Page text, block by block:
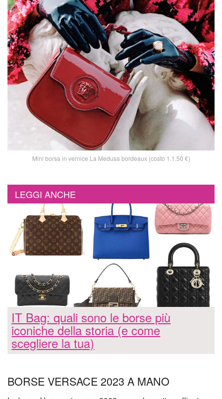
Mini borsa in vernice La Medusa bordeaux (costo 1.1.50 €)
LEGGI ANCHE
IT Bag: quali sono le borse più
iconiche della storia (e come
scegliere la tua)
BORSE VERSACE 2023 A MANO